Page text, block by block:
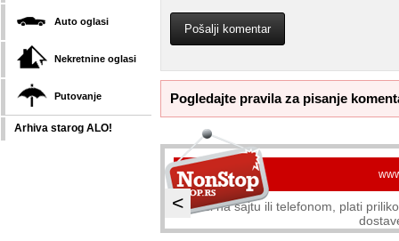
Auto oglasi
Nekretnine oglasi
Putovanje
Arhiva starog ALO!
Pogledajte pravila za pisanje
<
Naruči na sajtu ili telefonom, plati